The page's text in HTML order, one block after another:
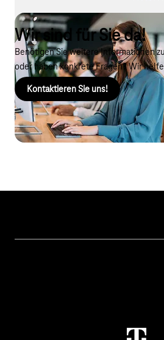
Wir sind für Sie da!
Benötigen Sie weitere Informationen
oder haben konkrete Fragen? Wir
Kontaktieren Sie uns!